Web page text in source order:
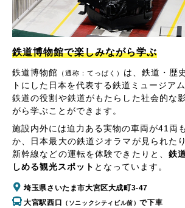
鉄道博物館で楽しみながら学ぶ
鉄道博物館 （通称：てっぱく） は、鉄道・歴
トにした日本を代表する鉄道ミュージアム
鉄道の役割や鉄道がもたらした社会的な
がら学ぶことができます。
施設内外には迫力ある実物の車両が41両
か、日本最大の鉄道ジオラマが見られた
新幹線などの運転を体験できたりと、 鉄
しめる観光スポット となっています。
埼玉県さいたま市大宮区大成町3-47
大宮駅西口
（ソニックシティビル前）で下車